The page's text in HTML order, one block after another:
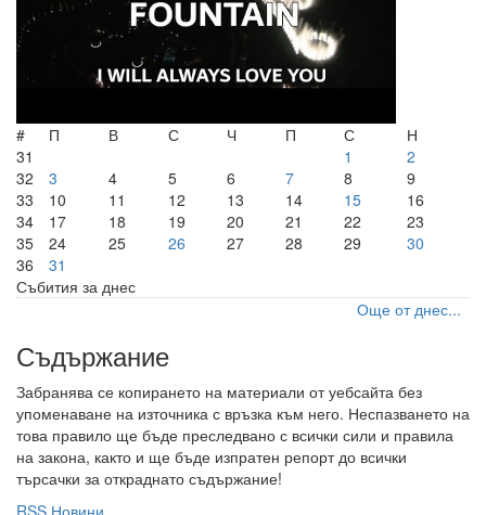
# П В С Ч П С
Н
31
1
2
32
3 4 5 6 7 8
9
33
10 11 12 13 14 15
16
34
17 18 19 20 21 22
23
35
24 25 26 27 28 29
30
36
31
Събития за днес
Още от днес...
Съдържание
Забранява се копирането на материали от уебсайта без
упоменаване на източника с връзка към него. Неспазването на
това правило ще бъде преследвано с всички сили и правила
на закона, както и ще бъде изпратен репорт до всички
търсачки за откраднато съдържание!